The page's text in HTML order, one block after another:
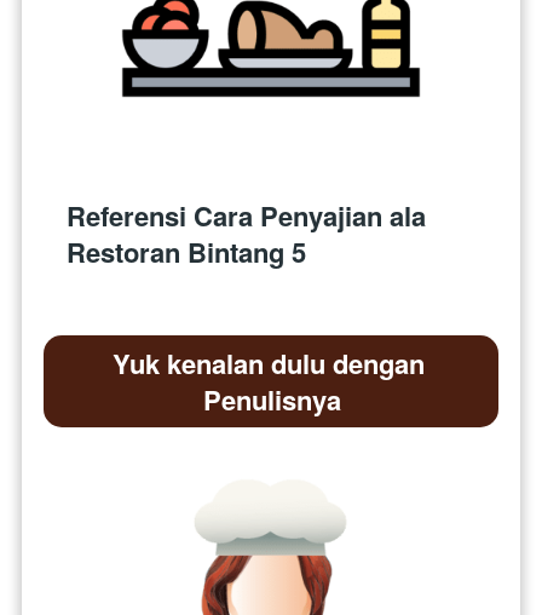
Referensi Cara Penyajian ala
Restoran Bintang 5
Yuk kenalan dulu dengan
Penulisnya